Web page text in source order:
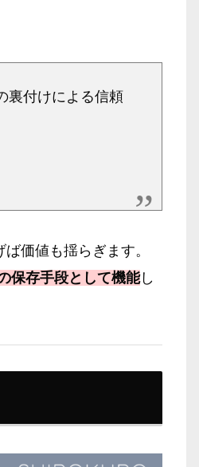
裏付けによる信頼
価値も揺らぎます。
保存手段として機能し